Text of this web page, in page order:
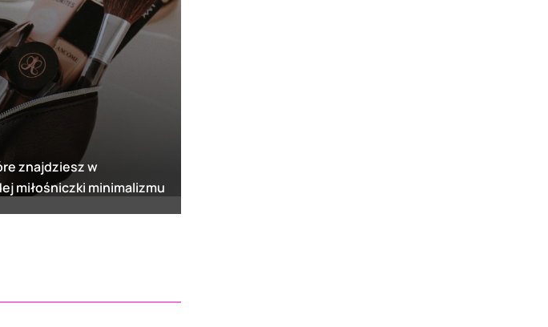
znajdziesz w
miłośniczki minimalizmu